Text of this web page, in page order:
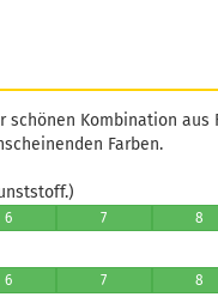
Kombination aus
Farben.
6 7 8
6 7 8